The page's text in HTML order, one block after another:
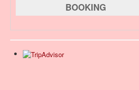
BOOKING